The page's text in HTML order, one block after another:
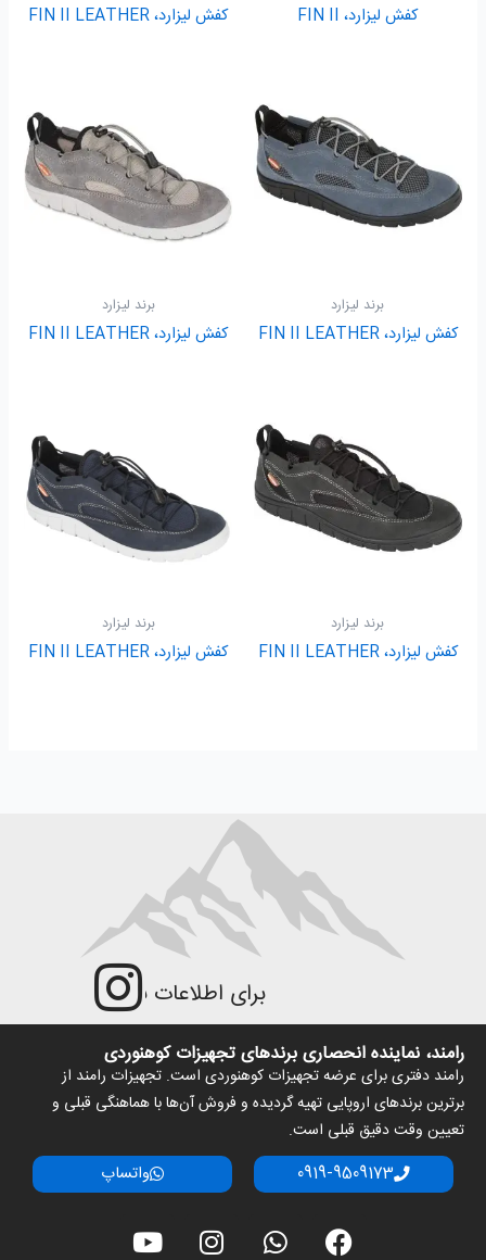
کفش لیزارد، FIN II کفش لیزارد، FIN II LEATHER
برند لیزارد
کفش لیزارد، FIN II LEATHER
برند لیزارد
کفش لیزارد، FIN II LEATHER
برند لیزارد
کفش لیزارد، FIN II LEATHER
برند لیزارد
کفش لیزارد، FIN II LEATHER
برای اطلاعات به‌روزتر و
رامند، نماینده انحصاری برندهای تجهیزات کوهنوردی
رامند دفتری برای عرضه تجهیزات کوهنوردی است. تجهیزات رامند از
برترین برندهای اروپایی تهیه گردیده و فروش آن‌ها با هماهنگی قبلی و
تعیین وقت دقیق قبلی است.
0919-9509173
واتساپ
F
W
I
Y